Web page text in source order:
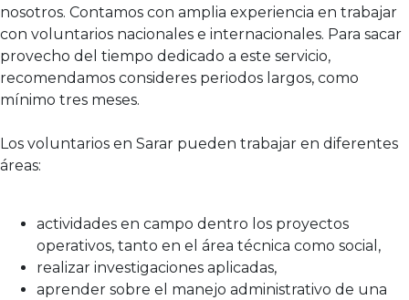
nosotros. Contamos con amplia experiencia en trabajar
con voluntarios nacionales e internacionales. Para sacar
provecho del tiempo dedicado a este servicio,
recomendamos consideres periodos largos, como
mínimo tres meses.
Los voluntarios en Sarar pueden trabajar en diferentes
áreas:
actividades en campo dentro los proyectos
operativos, tanto en el área técnica como social,
realizar investigaciones aplicadas,
aprender sobre el manejo administrativo de una